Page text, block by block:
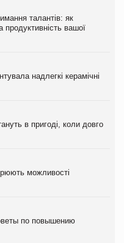
талантів: як
вашої
надлегкі керамічні
в пригоді, коли довго
можливості
по повышению